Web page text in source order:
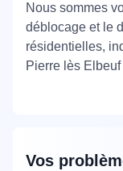
Nous sommes
déblocage et le
résidentielles,
Pierre lès
Vos